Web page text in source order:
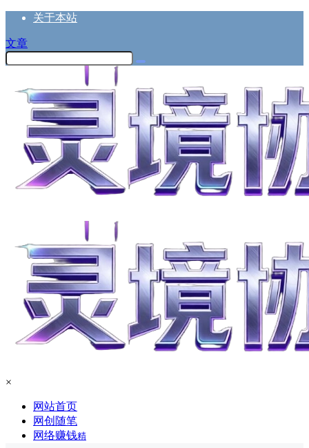
关于本站
文章
×
网站首页
网创随笔
网络赚钱精